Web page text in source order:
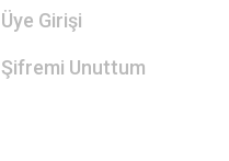
Üye Girişi
Şifremi Unuttum